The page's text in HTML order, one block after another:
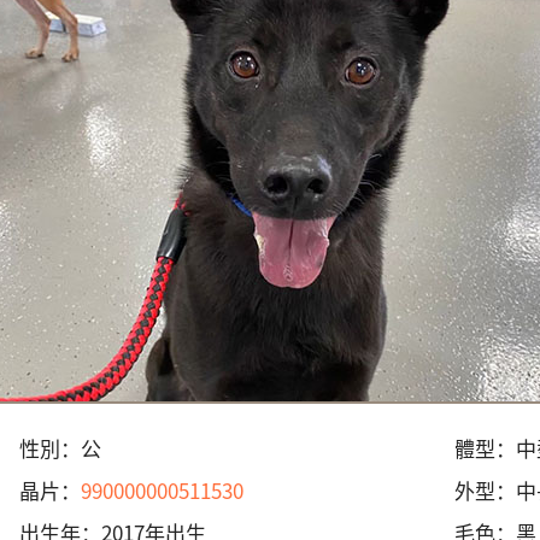
性別： 公
晶片： 990000000511530
出生年： 2017年出生
體型：
外型：
毛色： 黑